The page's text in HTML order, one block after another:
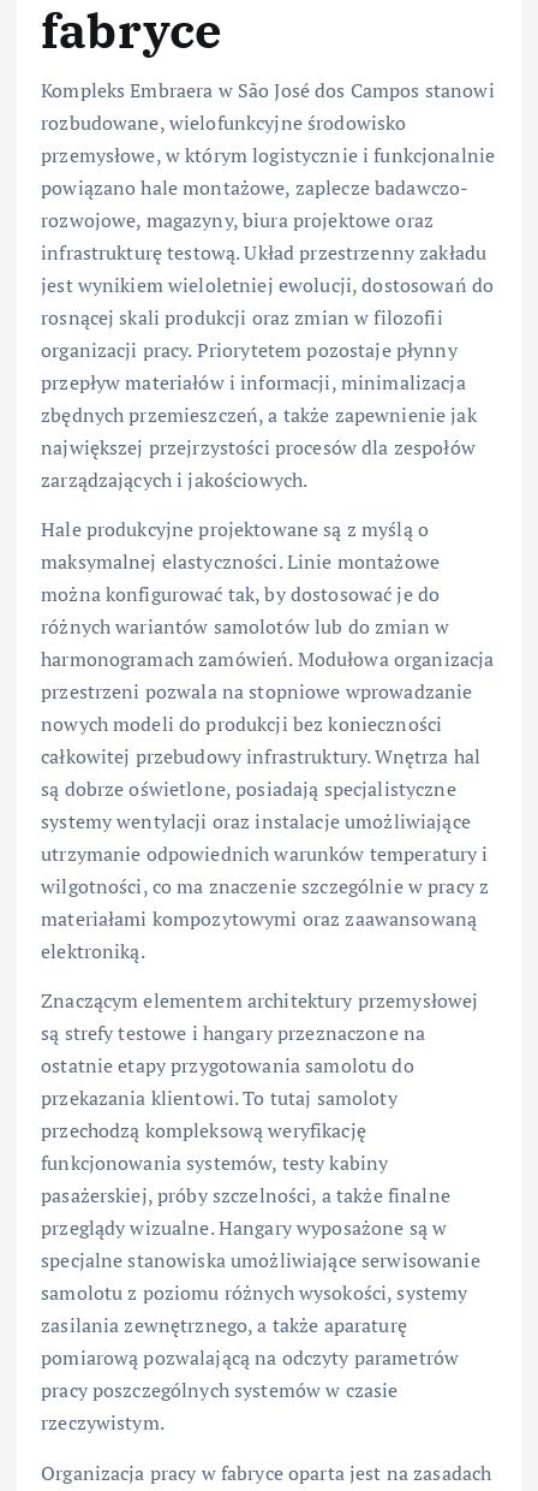
fabryce
Kompleks Embraera w São José dos Campos stanowi
rozbudowane, wielofunkcyjne środowisko
przemysłowe, w którym logistycznie i funkcjonalnie
powiązano hale montażowe, zaplecze badawczo-
rozwojowe, magazyny, biura projektowe oraz
infrastrukturę testową. Układ przestrzenny zakładu
jest wynikiem wieloletniej ewolucji, dostosowań do
rosnącej skali produkcji oraz zmian w filozofii
organizacji pracy. Priorytetem pozostaje płynny
przepływ materiałów i informacji, minimalizacja
zbędnych przemieszczeń, a także zapewnienie jak
największej przejrzystości procesów dla zespołów
zarządzających i jakościowych.
Hale produkcyjne projektowane są z myślą o
maksymalnej elastyczności. Linie montażowe
można konfigurować tak, by dostosować je do
różnych wariantów samolotów lub do zmian w
harmonogramach zamówień. Modułowa organizacja
przestrzeni pozwala na stopniowe wprowadzanie
nowych modeli do produkcji bez konieczności
całkowitej przebudowy infrastruktury. Wnętrza hal
są dobrze oświetlone, posiadają specjalistyczne
systemy wentylacji oraz instalacje umożliwiające
utrzymanie odpowiednich warunków temperatury i
wilgotności, co ma znaczenie szczególnie w pracy z
materiałami kompozytowymi oraz zaawansowaną
elektroniką.
Znaczącym elementem architektury przemysłowej
są strefy testowe i hangary przeznaczone na
ostatnie etapy przygotowania samolotu do
przekazania klientowi. To tutaj samoloty
przechodzą kompleksową weryfikację
funkcjonowania systemów, testy kabiny
pasażerskiej, próby szczelności, a także finalne
przeglądy wizualne. Hangary wyposażone są w
specjalne stanowiska umożliwiające serwisowanie
samolotu z poziomu różnych wysokości, systemy
zasilania zewnętrznego, a także aparaturę
pomiarową pozwalającą na odczyty parametrów
pracy poszczególnych systemów w czasie
rzeczywistym.
Organizacja pracy w fabryce oparta jest na zasadach